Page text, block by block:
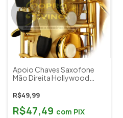
Apoio Chaves Saxofone
Mão Direita Hollywood
R$49,99
R$47,49 com PIX